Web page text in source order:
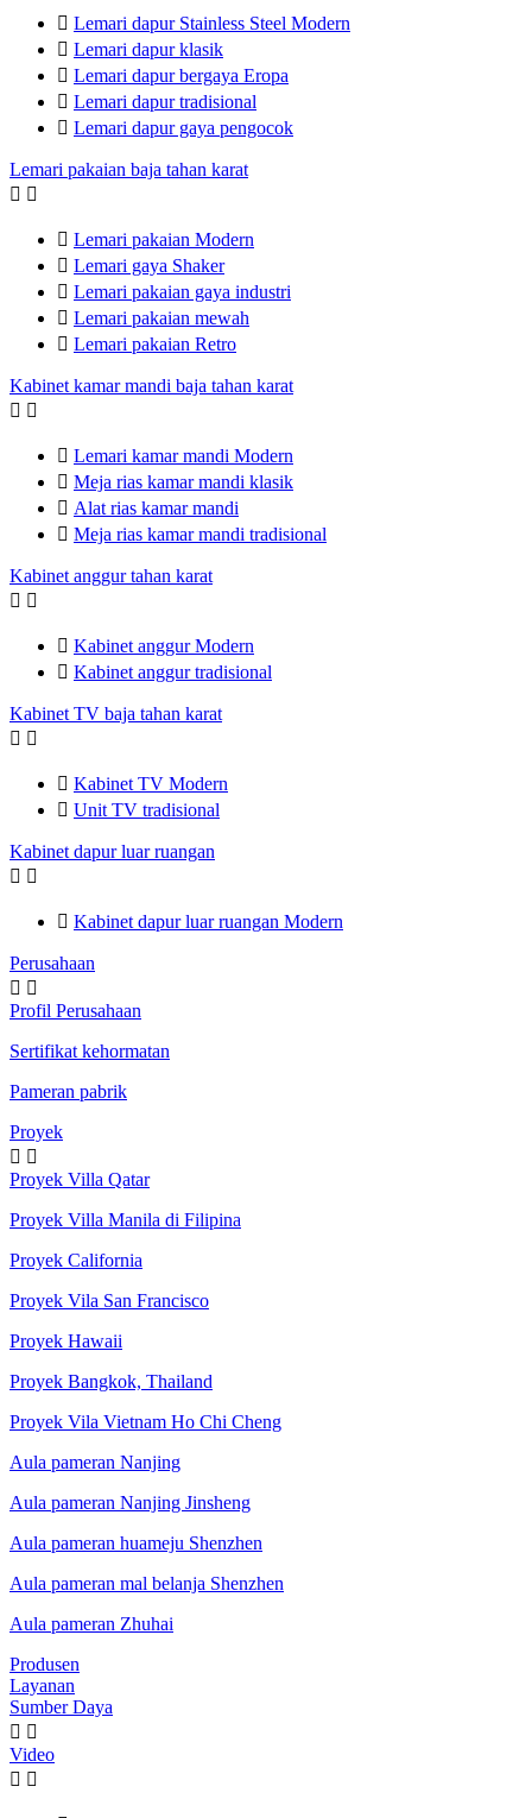
 Lemari dapur Stainless Steel Modern
 Lemari dapur klasik
 Lemari dapur bergaya Eropa
 Lemari dapur tradisional
 Lemari dapur gaya pengocok
Lemari pakaian baja tahan karat
 
 Lemari pakaian Modern
 Lemari gaya Shaker
 Lemari pakaian gaya industri
 Lemari pakaian mewah
 Lemari pakaian Retro
Kabinet kamar mandi baja tahan karat
 
 Lemari kamar mandi Modern
 Meja rias kamar mandi klasik
 Alat rias kamar mandi
 Meja rias kamar mandi tradisional
Kabinet anggur tahan karat
 
 Kabinet anggur Modern
 Kabinet anggur tradisional
Kabinet TV baja tahan karat
 
 Kabinet TV Modern
 Unit TV tradisional
Kabinet dapur luar ruangan
 
 Kabinet dapur luar ruangan Modern
Perusahaan
 
Profil Perusahaan
Sertifikat kehormatan
Pameran pabrik
Proyek
 
Proyek Villa Qatar
Proyek Villa Manila di Filipina
Proyek California
Proyek Vila San Francisco
Proyek Hawaii
Proyek Bangkok, Thailand
Proyek Vila Vietnam Ho Chi Cheng
Aula pameran Nanjing
Aula pameran Nanjing Jinsheng
Aula pameran huameju Shenzhen
Aula pameran mal belanja Shenzhen
Aula pameran Zhuhai
Produsen
Layanan
Sumber Daya
 
Video
 